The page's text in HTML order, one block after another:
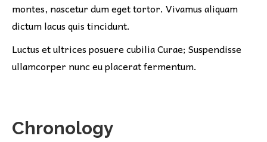
montes, nascetur dum eget tortor. Vivamus aliquam
dictum lacus quis tincidunt.
Luctus et ultrices posuere cubilia Curae; Suspendisse
ullamcorper nunc eu placerat fermentum.
Chronology